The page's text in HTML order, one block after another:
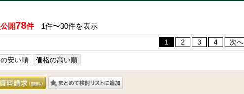
デン船橋 大楠の杜
ン成田公津 煌羅の杜 レオガーデン成田 寛朝の杜
りしている物件
ン倶楽部について
計・建築設計
開78件1件〜30件を表示
1 2 3 4 次へ
安い順 価格の高い順